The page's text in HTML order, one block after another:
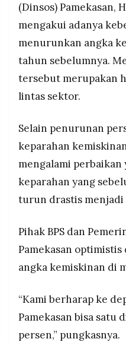
(Dinsos) Pamekasan,
mengakui adanya
menurunkan angka
tahun sebelumnya.
tersebut merupakan
lintas sektor.
Selain penurunan
keparahan
mengalami
keparahan yang
turun drastis menjadi
Pihak BPS dan
Pamekasan
angka kemiskinan di
“Kami berharap ke
Pamekasan bisa satu
persen,” pungkasnya.